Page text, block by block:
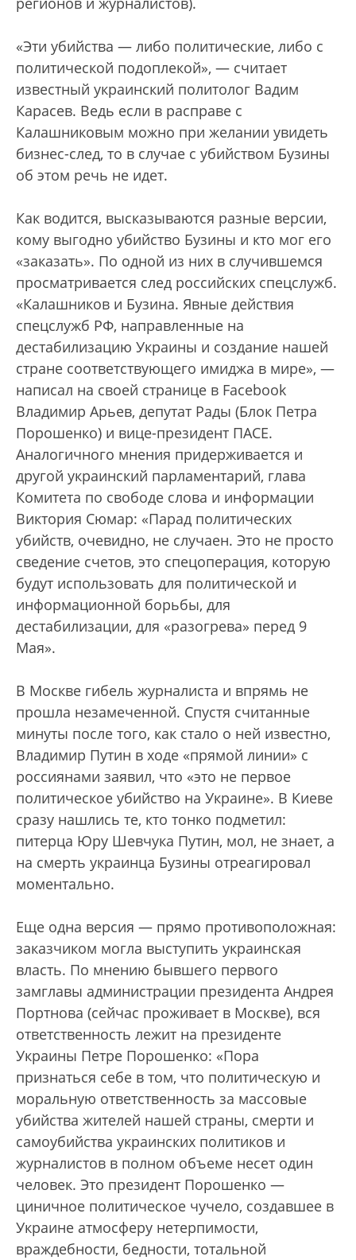
«Эти убийства — либо политические, либо с
политической подоплекой», — считает
известный украинский политолог Вадим
Карасев. Ведь если в расправе с
Калашниковым можно при желании увидеть
бизнес-след, то в случае с убийством Бузины
об этом речь не идет.
Как водится, высказываются разные версии,
кому выгодно убийство Бузины и кто мог его
«заказать». По одной из них в случившемся
просматривается след российских спецслужб.
«Калашников и Бузина. Явные действия
спецслужб РФ, направленные на
дестабилизацию Украины и создание нашей
стране соответствующего имиджа в мире», —
написал на своей странице в Facebook
Владимир Арьев, депутат Рады (Блок Петра
Порошенко) и вице-президент ПАСЕ.
Аналогичного мнения придерживается и
другой украинский парламентарий, глава
Комитета по свободе слова и информации
Виктория Сюмар: «Парад политических
убийств, очевидно, не случаен. Это не просто
сведение счетов, это спецоперация, которую
будут использовать для политической и
информационной борьбы, для
дестабилизации, для «разогрева» перед 9
Мая».
В Москве гибель журналиста и впрямь не
прошла незамеченной. Спустя считанные
минуты после того, как стало о ней известно,
Владимир Путин в ходе «прямой линии» с
россиянами заявил, что «это не первое
политическое убийство на Украине». В Киеве
сразу нашлись те, кто тонко подметил:
питерца Юру Шевчука Путин, мол, не знает, а
на смерть украинца Бузины отреагировал
моментально.
Еще одна версия — прямо противоположная:
заказчиком могла выступить украинская
власть. По мнению бывшего первого
замглавы администрации президента Андрея
Портнова (сейчас проживает в Москве), вся
ответственность лежит на президенте
Украины Петре Порошенко: «Пора
признаться себе в том, что политическую и
моральную ответственность за массовые
убийства жителей нашей страны, смерти и
самоубийства украинских политиков и
журналистов в полном объеме несет один
человек. Это президент Порошенко —
циничное политическое чучело, создавшее в
Украине атмосферу нетерпимости,
враждебности, бедности, тотальной